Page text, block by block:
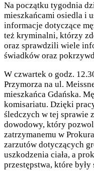
Na początku tygodnia
mieszkańcami osiedla i
informacje dotyczące
też kryminalni, którzy
oraz sprawdzili wiele
świadków oraz
W czwartek o godz.
Przymorza na ul.
mieszkańca Gdańska.
komisariatu. Dzięki
śledczych w tej sprawie
dowodowy, który
zatrzymanemu w
zarzutów dotyczących
uszkodzenia ciała, a
przestępstwa, które